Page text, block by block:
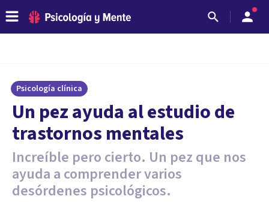
Psicología clínica
​Un pez ayuda al estudio de
trastornos mentales
Increíble pero cierto. Un pez que nos
ayuda a comprender varios
desórdenes psicológicos.